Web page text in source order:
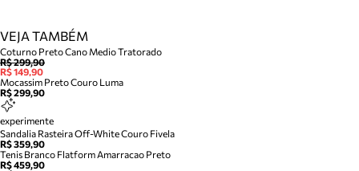
VEJA TAMBÉM
Coturno Preto Cano Medio Tratorado
R$ 299,90
R$ 149,90
Mocassim Preto Couro Luma
R$ 299,90
experimente
Sandalia Rasteira Off-White Couro Fivela
R$ 359,90
Tenis Branco Flatform Amarracao Preto
R$ 459,90